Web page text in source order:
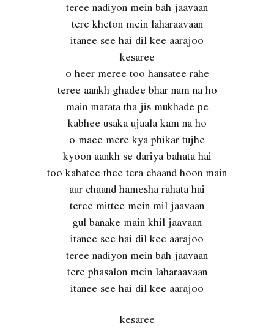
teree nadiyon mein bah jaavaan
tere kheton mein laharaavaan
itanee see hai dil kee aarajoo
kesaree
o heer meree too hansatee rahe
teree aankh ghadee bhar nam na ho
main marata tha jis mukhade pe
kabhee usaka ujaala kam na ho
o maee mere kya phikar tujhe
kyoon aankh se dariya bahata hai
too kahatee thee tera chaand hoon main
aur chaand hamesha rahata hai
teree mittee mein mil jaavaan
gul banake main khil jaavaan
itanee see hai dil kee aarajoo
teree nadiyon mein bah jaavaan
tere phasalon mein laharaavaan
itanee see hai dil kee aarajoo
kesaree